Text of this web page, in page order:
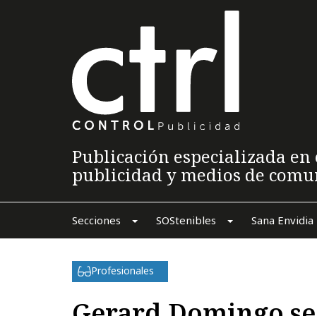
Publicación especializada
publicidad y medios de
Secciones SOStenibles Sana Envidia
Profesionales